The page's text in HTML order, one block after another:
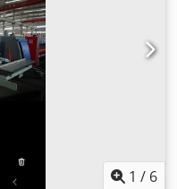
1 / 6